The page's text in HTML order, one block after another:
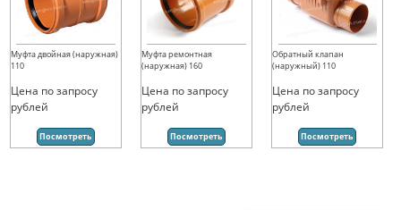
Муфта двойная (наружная)
110
Цена по запросу
рублей
Посмотреть
Муфта ремонтная
(наружная) 160
Цена по запросу
рублей
Посмотреть
Обратный клапан
(наружный) 110
Цена по запросу
рублей
Посмотреть